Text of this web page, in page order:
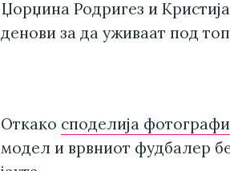
Џорџина Родригез и
денови за да уживаат под
Откако споделија
модел и врвниот фудбалер